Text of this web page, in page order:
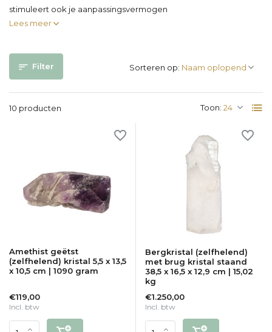
stimuleert ook je aanpassingsvermogen
Lees meer
Filter
10 producten Toon:
Sorteren op:
Amethist geëtst
(zelfhelend) kristal 5,5 x 13,5
x 10,5 cm | 1090 gram
€119,00
Incl. btw
Bergkristal (zelfhelend)
met brug kristal staand
38,5 x 16,5 x 12,9 cm | 15,02
kg
€1.250,00
Incl. btw